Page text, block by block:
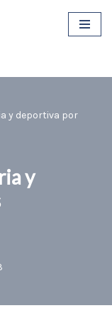
y deportiva por
y